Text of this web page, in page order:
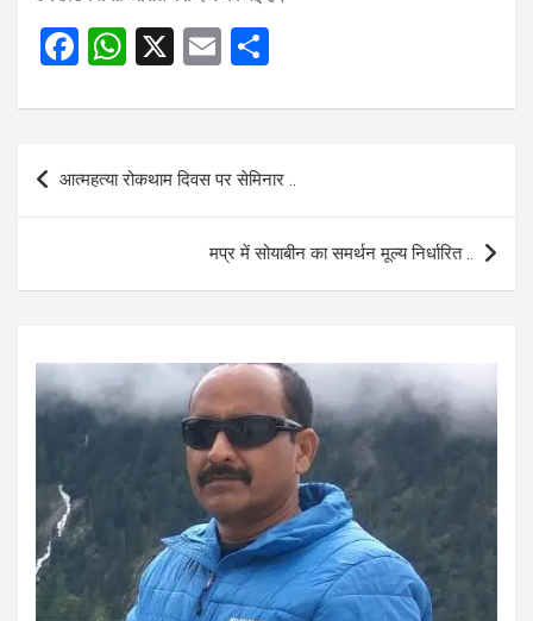
F
ce
o
W
at
s
A
X
E
ail ar
Post
navigation
आत्महत्या रोकथाम दिवस पर सेमिनार ..
मप्र में सोयाबीन का समर्थन मूल्य निर्धारित ..